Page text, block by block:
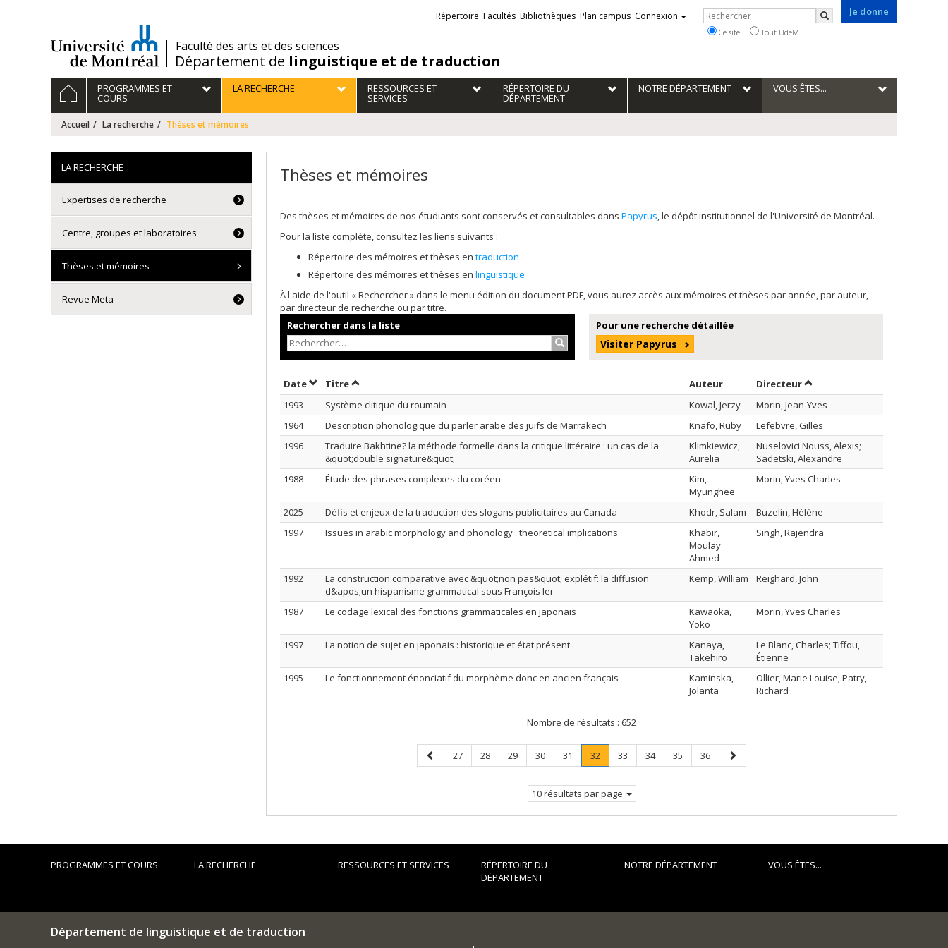
/Faculté des arts et des sciences
Département de linguistique et de traduction
Je donne
Liens
externes
Répertoire Facultés Bibliothèques Plan campus Connexion Rechercher
Rechercher
Ce site Tout UdeM
Navigation
principale
ACCUEILPROGRAMMES ET
COURS
LA RECHERCHE RESSOURCES ET
SERVICES
RÉPERTOIRE DU
DÉPARTEMENT
NOTRE DÉPARTEMENT VOUS ÊTES...
Accueil La recherche Thèses et mémoires
Thèses et mémoires
Des thèses et mémoires de nos étudiants sont conservés et consultables dans Papyrus, le dépôt institutionnel de l'Université de Montréal.
Pour la liste complète, consultez les liens suivants :
Répertoire des mémoires et thèses en traduction
Répertoire des mémoires et thèses en linguistique
À l'aide de l'outil « Rechercher » dans le menu édition du document PDF, vous aurez accès aux mémoires et thèses par année, par auteur,
par directeur de recherche ou par titre.
Rechercher dans la liste
Rechercher…
Pour une recherche détaillée
Visiter Papyrus
DateTrier par date en ordre décroissant
TitreTrier par titre en ordre décroissant Auteur Trier par auteur en ordre décroissant
Directeurpar contributeur en ordre
1993
Système clitique du roumain Kowal, Jerzy
Morin, Jean-Yves
1964
Description phonologique du parler arabe des juifs de Marrakech Knafo, Ruby
Lefebvre, Gilles
1996
Traduire Bakhtine? la méthode formelle dans la critique littéraire : un cas de la
&quot;double signature&quot;
Klimkiewicz,
Aurelia
Nuselovici Nouss, Alexis;
Sadetski, Alexandre
1988
Étude des phrases complexes du coréen
Kim,
Myunghee
Morin, Yves Charles
2025 Défis et enjeux de la traduction des slogans publicitaires au Canada Khodr, Salam
Buzelin, Hélène
1997
Issues in arabic morphology and phonology : theoretical implications
Khabir,
Moulay
Ahmed
Singh, Rajendra
1992
La construction comparative avec &quot;non pas&quot; explétif: la diffusion
d&apos;un hispanisme grammatical sous François Ier
Kemp, William Reighard, John
1987 Le codage lexical des fonctions grammaticales en japonais
Kawaoka,
Yoko
Morin, Yves Charles
1997 La notion de sujet en japonais : historique et état présent
Kanaya,
Takehiro
Le Blanc, Charles; Tiffou,
Étienne
1995
Le fonctionnement énonciatif du morphème donc en ancien français
Kaminska,
Jolanta
Ollier, Marie Louise; Patry,
Richard
Nombre de résultats : 652
Page
précédente
Page
27 Page
28 Page
29 Page
30 Page
31 Page
32
Page
Page
33 Page
34 Page
35 Page
36
Page
suivante
10 résultats par page
LA RECHERCHE
Expertises de recherche
Centre, groupes et laboratoires
Thèses et mémoires
Revue Meta
PROGRAMMES ET COURS LA RECHERCHE RESSOURCES ET SERVICES
RÉPERTOIRE DU
DÉPARTEMENT
NOTRE DÉPARTEMENT VOUS ÊTES...
Département de linguistique et de traduction